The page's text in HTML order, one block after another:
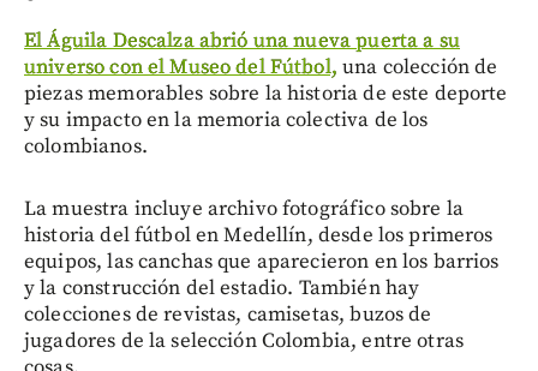
El Águila Descalza abrió una nueva puerta a su
universo con el Museo del Fútbol, una colección de
piezas memorables sobre la historia de este deporte
y su impacto en la memoria colectiva de los
colombianos.
La muestra incluye archivo fotográfico sobre la
historia del fútbol en Medellín, desde los primeros
equipos, las canchas que aparecieron en los barrios
y la construcción del estadio. También hay
colecciones de revistas, camisetas, buzos de
jugadores de la selección Colombia, entre otras